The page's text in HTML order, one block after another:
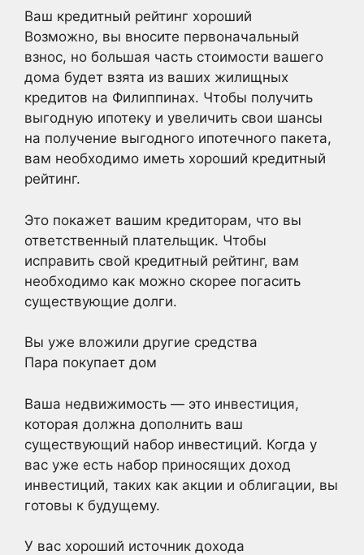
Ваш кредитный рейтинг хороший
Возможно, вы вносите первоначальный
взнос, но большая часть стоимости вашего
дома будет взята из ваших жилищных
кредитов на Филиппинах. Чтобы получить
выгодную ипотеку и увеличить свои шансы
на получение выгодного ипотечного пакета,
вам необходимо иметь хороший кредитный
рейтинг.
Это покажет вашим кредиторам, что вы
ответственный плательщик. Чтобы
исправить свой кредитный рейтинг, вам
необходимо как можно скорее погасить
существующие долги.
Вы уже вложили другие средства
Пара покупает дом
Ваша недвижимость — это инвестиция,
которая должна дополнить ваш
существующий набор инвестиций. Когда у
вас уже есть набор приносящих доход
инвестиций, таких как акции и облигации, вы
готовы к будущему.
У вас хороший источник дохода